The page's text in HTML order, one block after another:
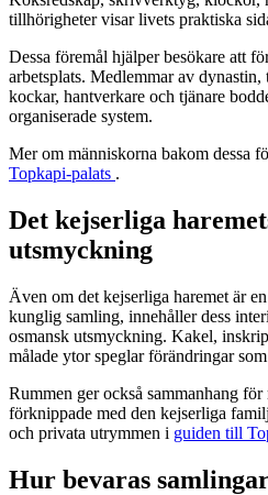
tillhörigheter visar livets praktiska
Dessa föremål hjälper besökare att
arbetsplats. Medlemmar av dynastin,
kockar, hantverkare och tjänare
organiserade system.
Mer om människorna bakom dessa
Topkapi-palats .
Det kejserliga
utsmyckning
Även om det kejserliga haremet är
kunglig samling, innehåller dess
osmansk utsmyckning. Kakel,
målade ytor speglar förändringar
Rummen ger också sammanhang
förknippade med den kejserliga
och privata utrymmen i guiden till
Hur bevaras